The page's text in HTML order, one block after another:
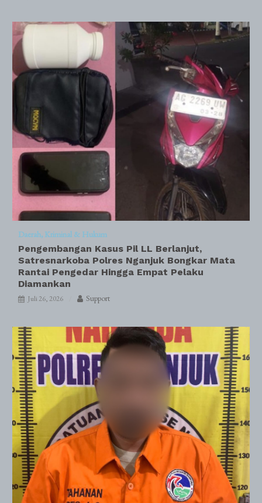
Daerah Kriminal & Hukum
Pengembangan Kasus Pil LL Berlanjut,
Satresnarkoba Polres Nganjuk Bongkar Mata
Rantai Pengedar Hingga Empat Pelaku
Diamankan
Juli 26, 2026 Support